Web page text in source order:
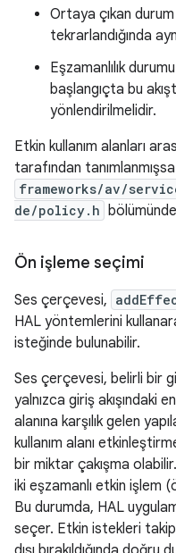
Ortaya çıkan
tekrarlandığında
Eşzamanlılık
başlangıçta bu
yönlendirilmelidir.
Etkin kullanım alanları
tarafından tanımlanmışsa
frameworks/av/
de/policy.h
Ön işleme seçimi
Ses çerçevesi,
HAL yöntemlerini
isteğinde bulunabilir.
Ses çerçevesi, belirli bir
yalnızca giriş akışındaki
alanına karşılık gelen
kullanım alanı
bir miktar çakışma
iki eşzamanlı etkin işlem
Bu durumda, HAL
seçer. Etkin istekleri